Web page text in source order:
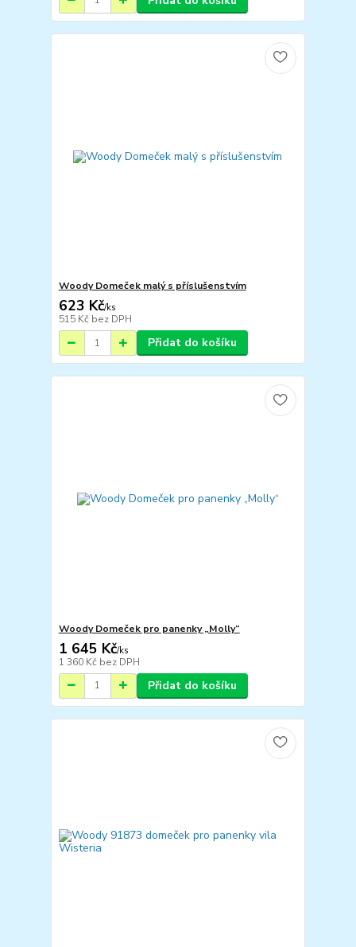
Woody Domeček malý s příslušenstvím
623 Kč/ks
515 Kč bez DPH
Přidat do košíku
Woody Domeček pro panenky „Molly“
1 645 Kč/ks
1 360 Kč bez DPH
Přidat do košíku